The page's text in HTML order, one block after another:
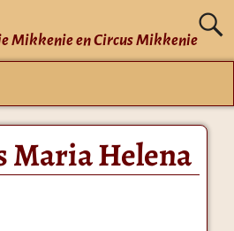
Mikkenie en Circus Mikkenie
Maria Helena